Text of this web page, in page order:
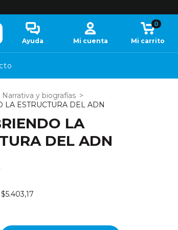
Ayuda Mi cuenta Mi carrito
0
Narrativa y biografías >
LA ESTRUCTURA DEL ADN
LA
DEL ADN
$5.403,17